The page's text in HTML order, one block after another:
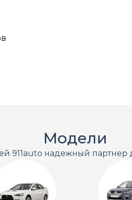
Модели
911auto надежный партнер